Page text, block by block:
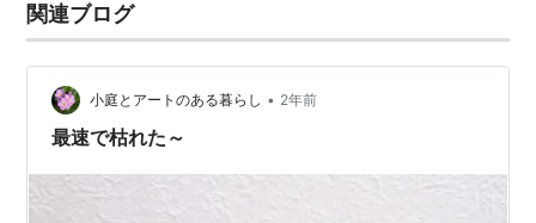
関連ブログ
小庭とアートのある暮らし • 2年前
最速で枯れた～